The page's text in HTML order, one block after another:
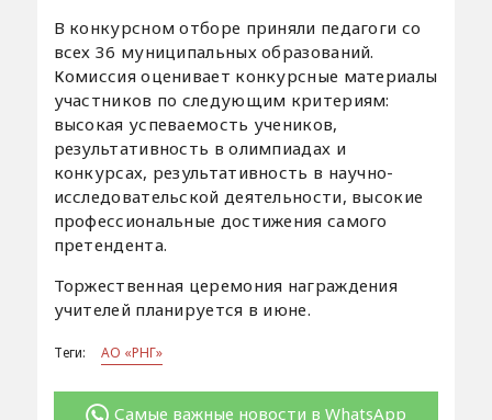
В конкурсном отборе приняли педагоги со
всех 36 муниципальных образований.
Комиссия оценивает конкурсные материалы
участников по следующим критериям:
высокая успеваемость учеников,
результативность в олимпиадах и
конкурсах, результативность в научно-
исследовательской деятельности, высокие
профессиональные достижения самого
претендента.
Торжественная церемония награждения
учителей планируется в июне.
Теги: АО «РНГ»
Самые важные новости в WhatsApp